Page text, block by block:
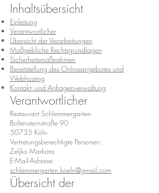
Inhaltsübersicht
Einleitung
Verantwortlicher
Übersicht der Verarbeitungen
Maßgebliche Rechtsgrundlagen
Sicherheitsmaßnahmen
Bereitstellung des Onlineangebotes und
Webhosting
Kontakt- und Anfragenverwaltung
Verantwortlicher
Restaurant Schlemmergarten
Boltensternstraße 90
50735 Köln
Vertretungsberechtigte Personen:
Zeljko Markota
E-Mail-Adresse:
schlemmergarten.koeln@gmail.com
Übersicht der